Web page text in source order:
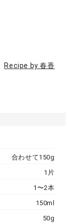
Recipe by 春香
合わせて150g
1片
1〜2本
150ml
50g